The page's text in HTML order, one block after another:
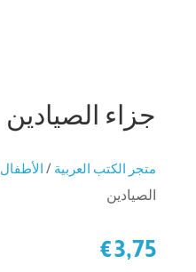
جزاء الصيادين
متجر الكتب العربية / الأطفال
الصيادين
€3,75